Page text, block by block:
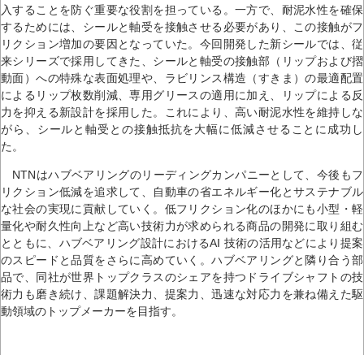
入することを防ぐ重要な役割を担っている。一方で、耐泥水性を確保
するためには、シールと軸受を接触させる必要があり、この接触がフ
リクション増加の要因となっていた。今回開発した新シールでは、従
来シリーズで採用してきた、シールと軸受の接触部（リップおよび摺
動面）への特殊な表面処理や、ラビリンス構造（すきま）の最適配置
によるリップ枚数削減、専用グリースの適用に加え、リップによる反
力を抑える新設計を採用した。これにより、高い耐泥水性を維持しな
がら、シールと軸受との接触抵抗を大幅に低減させることに成功し
た。
NTNはハブベアリングのリーディングカンパニーとして、今後もフ
リクション低減を追求して、自動車の省エネルギー化とサステナブル
な社会の実現に貢献していく。低フリクション化のほかにも小型・軽
量化や耐久性向上など高い技術力が求められる商品の開発に取り組む
とともに、ハブベアリング設計におけるAI 技術の活用などにより提案
のスピードと品質をさらに高めていく。ハブベアリングと隣り合う部
品で、同社が世界トップクラスのシェアを持つドライブシャフトの技
術力も磨き続け、課題解決力、提案力、迅速な対応力を兼ね備えた駆
動領域のトップメーカーを目指す。